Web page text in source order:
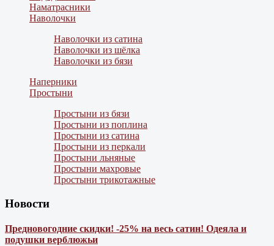
Наматрасники
Наволочки
Наволочки из сатина
Наволочки из шёлка
Наволочки из бязи
Наперники
Простыни
Простыни из бязи
Простыни из поплина
Простыни из сатина
Простыни из перкали
Простыни льняные
Простыни махровые
Простыни трикотажные
Новости
Предновогодние скидки! -25% на весь сатин! Одеяла и
подушки верблюжьи